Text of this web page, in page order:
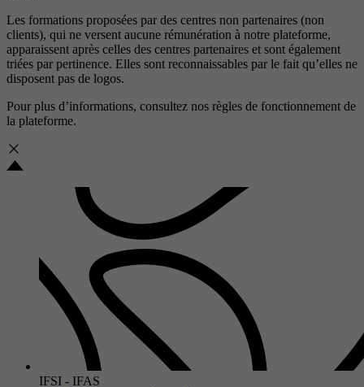
Les formations proposées par des centres non partenaires (non
clients), qui ne versent aucune rémunération à notre plateforme,
apparaissent après celles des centres partenaires et sont également
triées par pertinence. Elles sont reconnaissables par le fait qu’elles ne
disposent pas de logos.
Pour plus d’informations, consultez nos règles de fonctionnement de
la plateforme.
IFSI - IFAS